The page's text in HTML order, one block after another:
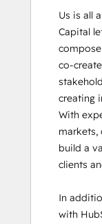
Us is all
Capital
co-
creating
With
markets,
build a
clients
In
with